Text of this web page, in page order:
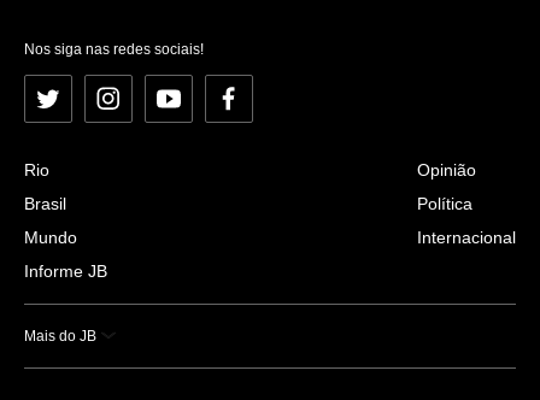
Nos siga nas redes sociais!
Twitter InstagramYouTubeFacebook
Rio
Brasil
Mundo
Informe JB
Opinião
Política
Internacional
Mais do JB
Esportes